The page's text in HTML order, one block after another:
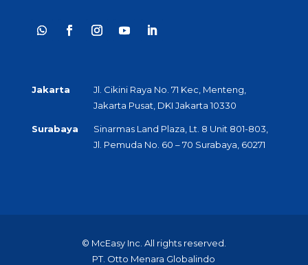
Jakarta
Jl. Cikini Raya No. 71 Kec, Menteng,
Jakarta Pusat, DKI Jakarta 10330
Surabaya
Sinarmas Land Plaza, Lt. 8 Unit 801-803,
Jl. Pemuda No. 60 – 70 Surabaya, 60271
© McEasy Inc. All rights reserved.
PT. Otto Menara Globalindo